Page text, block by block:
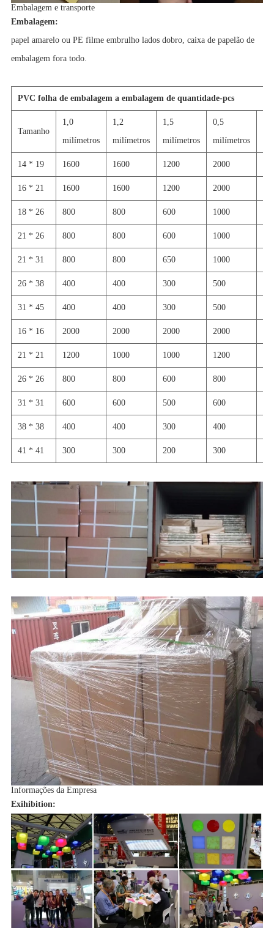
Embalagem e transporte
Embalagem:
papel amarelo ou PE filme embrulho lados dobro, caixa de papelão de
embalagem fora todo.
PVC folha de embalagem a embalagem de quantidade-pcs
Tamanho
1,0
milímetros
1,2
milímetros
1,5
milímetros
0,5
milímetros
14 * 19 1600 1600 1200 2000
16 * 21 1600 1600 1200 2000
18 * 26 800 800 600 1000
21 * 26 800 800 600 1000
21 * 31 800 800 650 1000
26 * 38 400 400 300 500
31 * 45 400 400 300 500
16 * 16 2000 2000 2000 2000
21 * 21 1200 1000 1000 1200
26 * 26 800 800 600 800
31 * 31 600 600 500 600
38 * 38 400 400 300 400
41 * 41 300 300 200 300
Informações da Empresa
Exihibition: